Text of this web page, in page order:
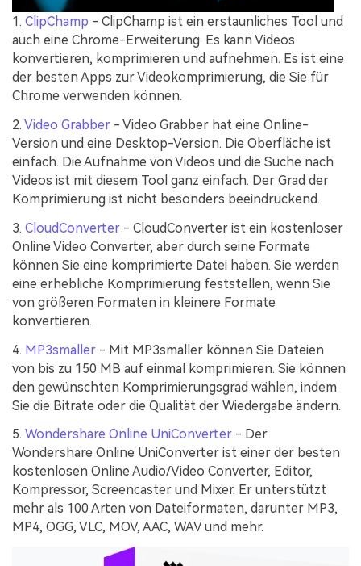
1. ClipChamp - ClipChamp ist ein erstaunliches Tool und
auch eine Chrome-Erweiterung. Es kann Videos
konvertieren, komprimieren und aufnehmen. Es ist eine
der besten Apps zur Videokomprimierung, die Sie für
Chrome verwenden können.
2. Video Grabber - Video Grabber hat eine Online-
Version und eine Desktop-Version. Die Oberfläche ist
einfach. Die Aufnahme von Videos und die Suche nach
Videos ist mit diesem Tool ganz einfach. Der Grad der
Komprimierung ist nicht besonders beeindruckend.
3. CloudConverter - CloudConverter ist ein kostenloser
Online Video Converter, aber durch seine Formate
können Sie eine komprimierte Datei haben. Sie werden
eine erhebliche Komprimierung feststellen, wenn Sie
von größeren Formaten in kleinere Formate
konvertieren.
4. MP3smaller - Mit MP3smaller können Sie Dateien
von bis zu 150 MB auf einmal komprimieren. Sie können
den gewünschten Komprimierungsgrad wählen, indem
Sie die Bitrate oder die Qualität der Wiedergabe ändern.
5. Wondershare Online UniConverter - Der
Wondershare Online UniConverter ist einer der besten
kostenlosen Online Audio/Video Converter, Editor,
Kompressor, Screencaster und Mixer. Er unterstützt
mehr als 100 Arten von Dateiformaten, darunter MP3,
MP4, OGG, VLC, MOV, AAC, WAV und mehr.